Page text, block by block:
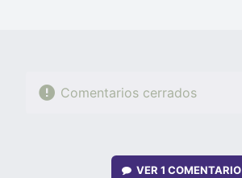
Comentarios cerrados
VER 1 COMENTARIO